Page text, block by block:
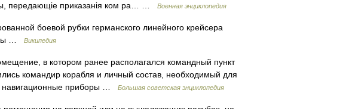
передающіе приказанія ком ра… …
Военная энциклопедия
боевой рубки германского линейного крейсера
…
Википедия
в котором ранее располагался командный пункт
командир корабля и личный состав, необходимый для
навигационные приборы …
Большая советская энциклопедия